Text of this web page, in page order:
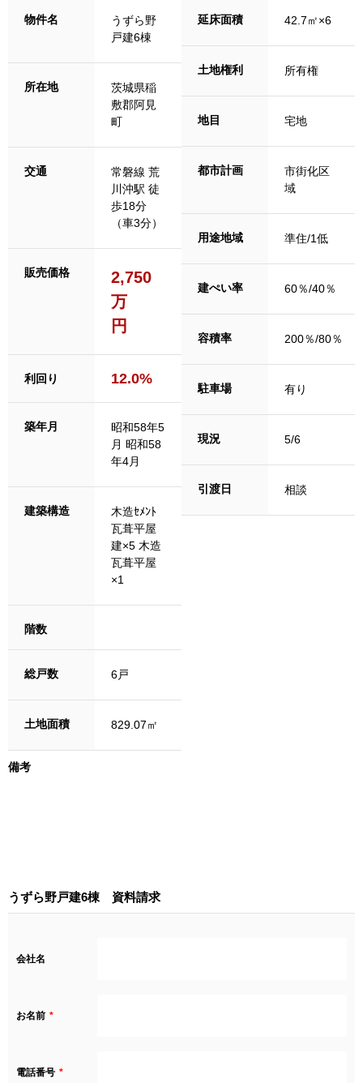
物件名
うずら野
戸建6棟
所在地
茨城県稲
敷郡阿見
町
交通
常磐線 荒
川沖駅 徒
歩18分
（車3分）
販売価格
2,750
万
円
利回り 12.0%
築年月
昭和58年5
月 昭和58
年4月
建築構造
木造ｾﾒﾝﾄ
瓦葺平屋
建×5 木造
瓦葺平屋
×1
階数
総戸数 6戸
土地面積 829.07㎡
延床面積 42.7㎡×6
土地権利 所有権
地目 宅地
都市計画
市街化区
域
用途地域 準住/1低
建ぺい率 60％/40％
容積率 200％/80％
駐車場 有り
現況 5/6
引渡日 相談
備考
うずら野戸建6棟 資料請求
会社名
お名前
電話番号